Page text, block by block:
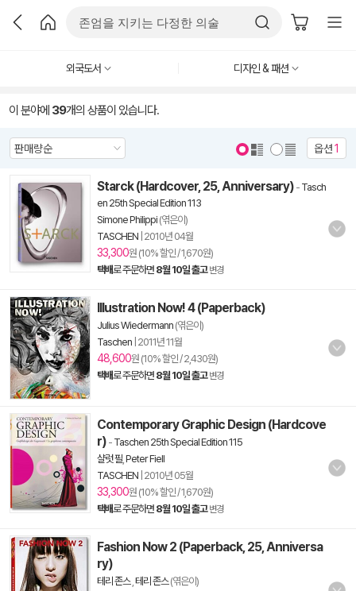
외국도서 디자인 & 패션
이 분야에 39개의 상품이 있습니다.
옵션1
Starck (Hardcover, 25, Anniversary) - Tasch
en 25th Special Edition 113
Simone Philippi (엮은이)
TASCHEN 2010년 04월
33,300원 (10% 할인 / 1,670원)
택배로 주문하면 8월 10일 출고 변경
Illustration Now! 4 (Paperback)
Julius Wiedermann (엮은이)
Taschen 2011년 11월
48,600원 (10% 할인 / 2,430원)
택배로 주문하면 8월 10일 출고 변경
Contemporary Graphic Design (Hardcove
r) - Taschen 25th Special Edition 115
샬럿 필 Peter Fiell
TASCHEN 2010년 05월
33,300원 (10% 할인 / 1,670원)
택배로 주문하면 8월 10일 출고 변경
Fashion Now 2 (Paperback, 25, Anniversa
ry)
테리 존스, 테리 존스(엮은이)